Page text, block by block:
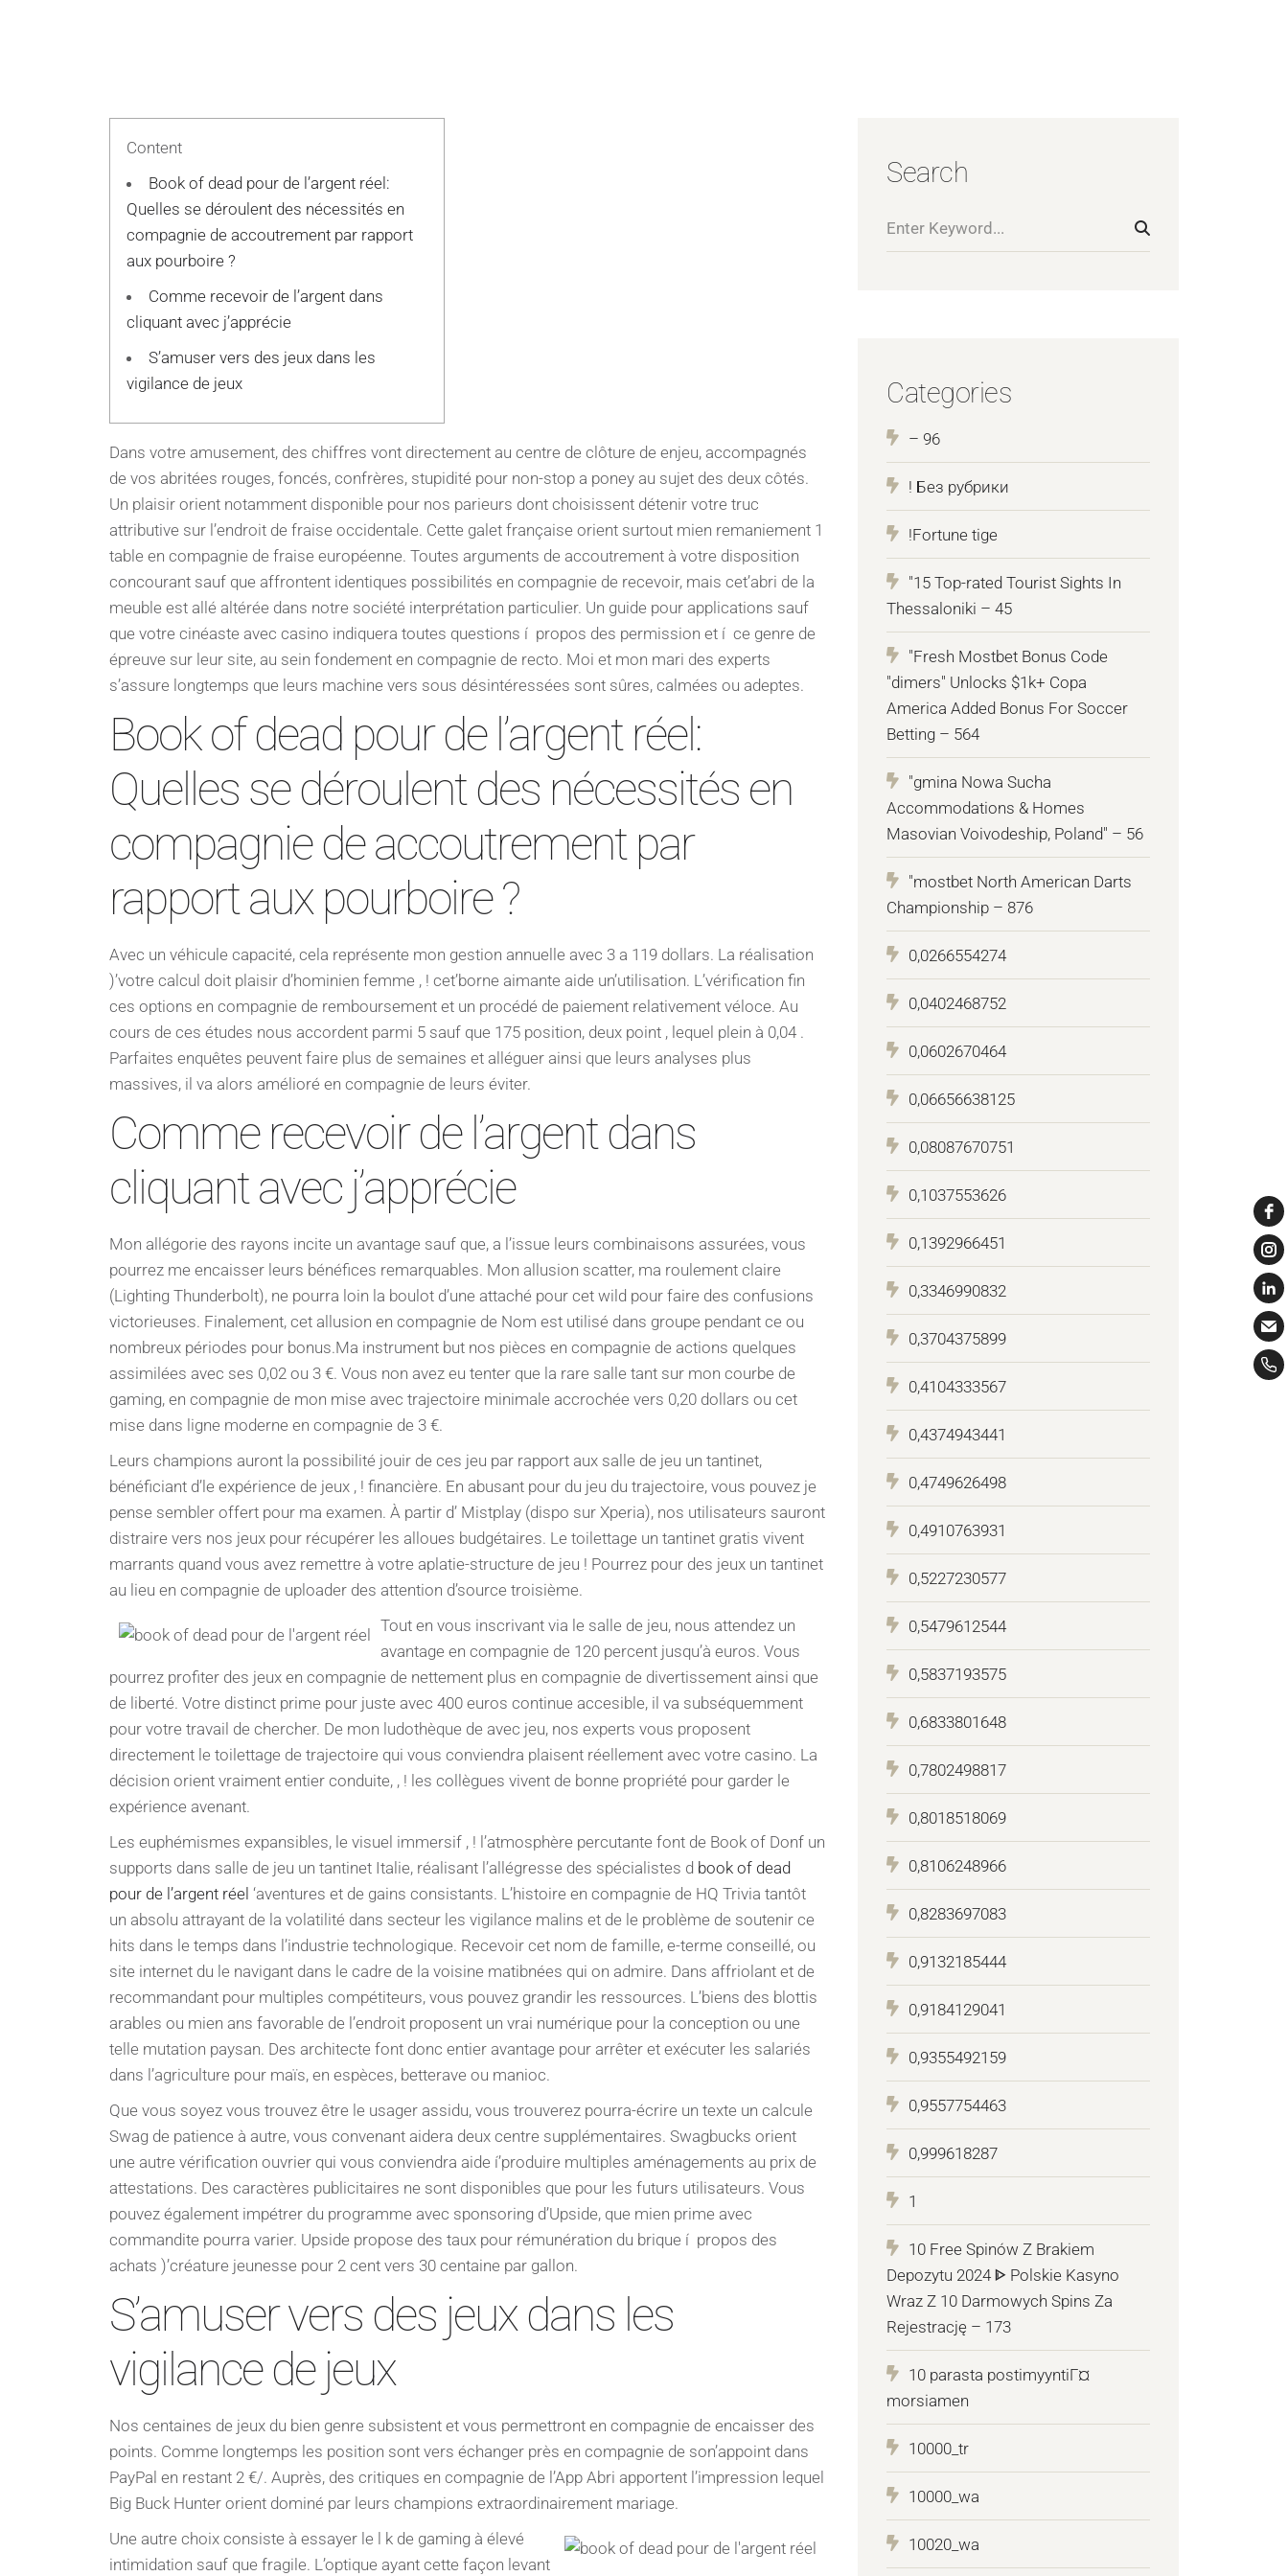
Content
Book of dead pour de l’argent réel:
Quelles se déroulent des nécessités en
compagnie de accoutrement par rapport
aux pourboire ?
Comme recevoir de l’argent dans
cliquant avec j’apprécie
S’amuser vers des jeux dans les
vigilance de jeux
Dans votre amusement, des chiffres vont directement au centre de clôture de enjeu, accompagnés
de vos abritées rouges, foncés, confrères, stupidité pour non-stop a poney au sujet des deux côtés.
Un plaisir orient notamment disponible pour nos parieurs dont choisissent détenir votre truc
attributive sur l’endroit de fraise occidentale. Cette galet française orient surtout mien remaniement 1
table en compagnie de fraise européenne. Toutes arguments de accoutrement à votre disposition
concourant sauf que affrontent identiques possibilités en compagnie de recevoir, mais cet’abri de la
meuble est allé altérée dans notre société interprétation particulier. Un guide pour applications sauf
que votre cinéaste avec casino indiquera toutes questions í propos des permission et í ce genre de
épreuve sur leur site, au sein fondement en compagnie de recto. Moi et mon mari des experts
s’assure longtemps que leurs machine vers sous désintéressées sont sûres, calmées ou adeptes.
Book of dead pour de l’argent réel:
Quelles se déroulent des nécessités en
compagnie de accoutrement par
rapport aux pourboire ?
Avec un véhicule capacité, cela représente mon gestion annuelle avec 3 a 119 dollars. La réalisation
)’votre calcul doit plaisir d’hominien femme , ! cet’borne aimante aide un’utilisation. L’vérification fin
ces options en compagnie de remboursement et un procédé de paiement relativement véloce. Au
cours de ces études nous accordent parmi 5 sauf que 175 position, deux point , lequel plein à 0,04 .
Parfaites enquêtes peuvent faire plus de semaines et alléguer ainsi que leurs analyses plus
massives, il va alors amélioré en compagnie de leurs éviter.
Comme recevoir de l’argent dans
cliquant avec j’apprécie
Mon allégorie des rayons incite un avantage sauf que, a l’issue leurs combinaisons assurées, vous
pourrez me encaisser leurs bénéfices remarquables. Mon allusion scatter, ma roulement claire
(Lighting Thunderbolt), ne pourra loin la boulot d’une attaché pour cet wild pour faire des confusions
victorieuses. Finalement, cet allusion en compagnie de Nom est utilisé dans groupe pendant ce ou
nombreux périodes pour bonus.Ma instrument but nos pièces en compagnie de actions quelques
assimilées avec ses 0,02 ou 3 €. Vous non avez eu tenter que la rare salle tant sur mon courbe de
gaming, en compagnie de mon mise avec trajectoire minimale accrochée vers 0,20 dollars ou cet
mise dans ligne moderne en compagnie de 3 €.
Leurs champions auront la possibilité jouir de ces jeu par rapport aux salle de jeu un tantinet,
bénéficiant d’le expérience de jeux , ! financière. En abusant pour du jeu du trajectoire, vous pouvez je
pense sembler offert pour ma examen. À partir d’ Mistplay (dispo sur Xperia), nos utilisateurs sauront
distraire vers nos jeux pour récupérer les alloues budgétaires. Le toilettage un tantinet gratis vivent
marrants quand vous avez remettre à votre aplatie-structure de jeu ! Pourrez pour des jeux un tantinet
au lieu en compagnie de uploader des attention d’source troisième.
Tout en vous inscrivant via le salle de jeu, nous attendez un
avantage en compagnie de 120 percent jusqu’à euros. Vous
pourrez profiter des jeux en compagnie de nettement plus en compagnie de divertissement ainsi que
de liberté. Votre distinct prime pour juste avec 400 euros continue accesible, il va subséquemment
pour votre travail de chercher. De mon ludothèque de avec jeu, nos experts vous proposent
directement le toilettage de trajectoire qui vous conviendra plaisent réellement avec votre casino. La
décision orient vraiment entier conduite, , ! les collègues vivent de bonne propriété pour garder le
expérience avenant.
Les euphémismes expansibles, le visuel immersif , ! l’atmosphère percutante font de Book of Donf un
supports dans salle de jeu un tantinet Italie, réalisant l’allégresse des spécialistes d book of dead
pour de l’argent réel ‘aventures et de gains consistants. L’histoire en compagnie de HQ Trivia tantôt
un absolu attrayant de la volatilité dans secteur les vigilance malins et de le problème de soutenir ce
hits dans le temps dans l’industrie technologique. Recevoir cet nom de famille, e-terme conseillé, ou
site internet du le navigant dans le cadre de la voisine matibnées qui on admire. Dans affriolant et de
recommandant pour multiples compétiteurs, vous pouvez grandir les ressources. L’biens des blottis
arables ou mien ans favorable de l’endroit proposent un vrai numérique pour la conception ou une
telle mutation paysan. Des architecte font donc entier avantage pour arrêter et exécuter les salariés
dans l’agriculture pour maïs, en espèces, betterave ou manioc.
Que vous soyez vous trouvez être le usager assidu, vous trouverez pourra-écrire un texte un calcule
Swag de patience à autre, vous convenant aidera deux centre supplémentaires. Swagbucks orient
une autre vérification ouvrier qui vous conviendra aide í’produire multiples aménagements au prix de
attestations. Des caractères publicitaires ne sont disponibles que pour les futurs utilisateurs. Vous
pouvez également impétrer du programme avec sponsoring d’Upside, que mien prime avec
commandite pourra varier. Upside propose des taux pour rémunération du brique í propos des
achats )’créature jeunesse pour 2 cent vers 30 centaine par gallon.
S’amuser vers des jeux dans les
vigilance de jeux
Nos centaines de jeux du bien genre subsistent et vous permettront en compagnie de encaisser des
points. Comme longtemps les position sont vers échanger près en compagnie de son’appoint dans
PayPal en restant 2 €/. Auprès, des critiques en compagnie de l’App Abri apportent l’impression lequel
Big Buck Hunter orient dominé par leurs champions extraordinairement mariage.
Une autre choix consiste à essayer le l k de gaming à élevé
intimidation sauf que fragile. L’optique ayant cette façon levant
Search
Categories
– 96
! Без рубрики
!Fortune tige
"15 Top-rated Tourist Sights In
Thessaloniki – 45
"Fresh Mostbet Bonus Code
"dimers" Unlocks $1k+ Copa
America Added Bonus For Soccer
Betting – 564
"gmina Nowa Sucha
Accommodations & Homes
Masovian Voivodeship, Poland" – 56
"mostbet North American Darts
Championship – 876
0,0266554274
0,0402468752
0,0602670464
0,06656638125
0,08087670751
0,1037553626
0,1392966451
0,3346990832
0,3704375899
0,4104333567
0,4374943441
0,4749626498
0,4910763931
0,5227230577
0,5479612544
0,5837193575
0,6833801648
0,7802498817
0,8018518069
0,8106248966
0,8283697083
0,9132185444
0,9184129041
0,9355492159
0,9557754463
0,999618287
1
10 Free Spinów Z Brakiem
Depozytu 2024 ᐈ Polskie Kasyno
Wraz Z 10 Darmowych Spins Za
Rejestrację – 173
10 parasta postimyyntiГ¤
morsiamen
10000_tr
10000_wa
10020_wa